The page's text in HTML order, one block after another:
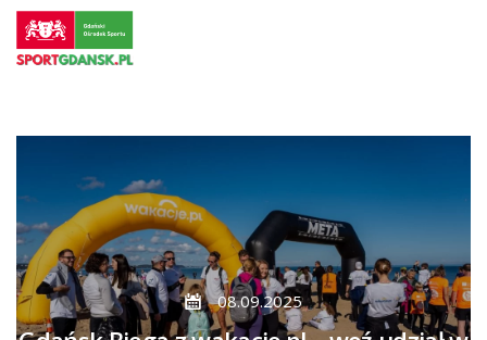
Przejdź
do
08.09.2025